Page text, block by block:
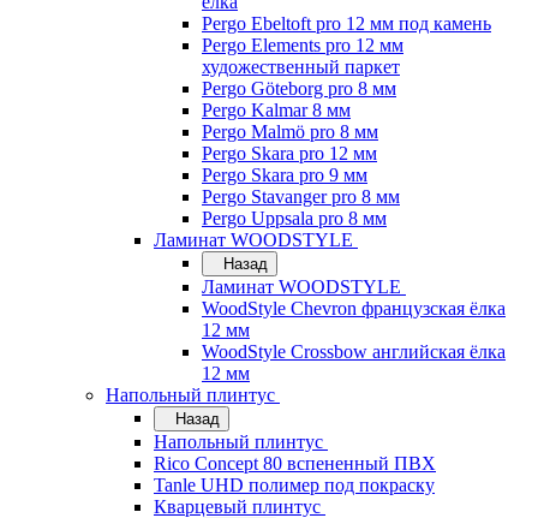
Pergo Ebeltoft pro 12 мм под камень
Pergo Elements pro 12 мм
художественный паркет
Pergo Göteborg pro 8 мм
Pergo Kalmar 8 мм
Pergo Malmö pro 8 мм
Pergo Skara pro 12 мм
Pergo Skara pro 9 мм
Pergo Stavanger pro 8 мм
Pergo Uppsala pro 8 мм
Ламинат WOODSTYLE
Назад
Ламинат WOODSTYLE
WoodStyle Chevron французская ёлка
12 мм
WoodStyle Crossbow английская ёлка
12 мм
Напольный плинтус
Назад
Напольный плинтус
Rico Concept 80 вспененный ПВХ
Tanle UHD полимер под покраску
Кварцевый плинтус